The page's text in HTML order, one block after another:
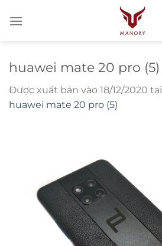
qua
huawei mate 20 pro (5)
Được xuất bản vào 18/12/2020 tại
huawei mate 20 pro (5)